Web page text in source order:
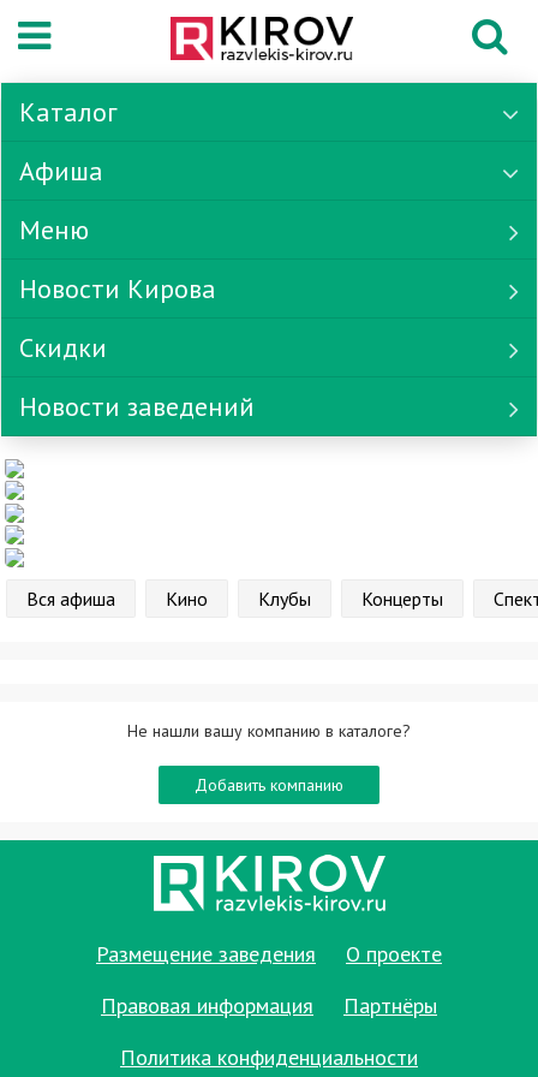
Каталог
Афиша
Меню
Новости Кирова
Скидки
Новости заведений
Вся афиша Кино Клубы Концерты
Не нашли вашу компанию в каталоге?
Добавить компанию
Размещение заведения
О проекте
Правовая информация
Партнёры
Политика конфиденциальности